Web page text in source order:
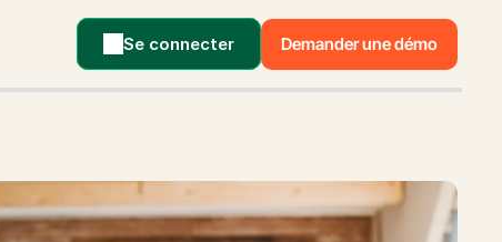
Se connecter Demander une démo